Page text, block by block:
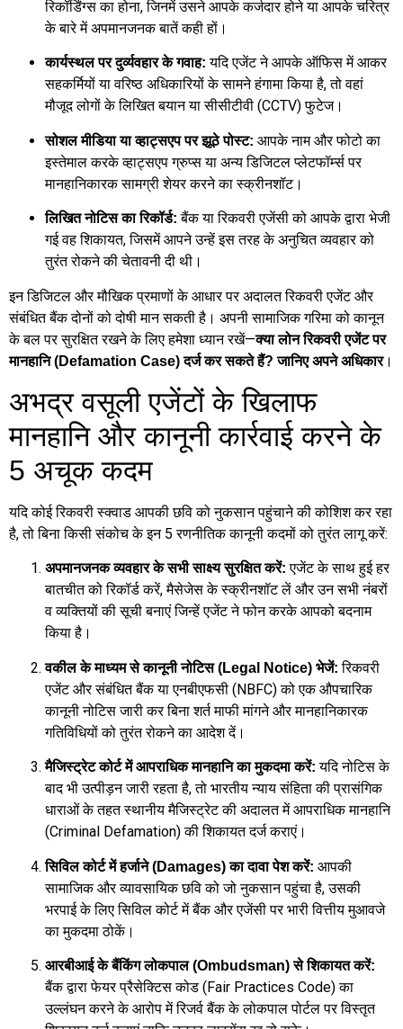
रिकॉर्डिंग्स का होना, जिनमें उसने आपके कर्जदार होने या आपके चरित्र
के बारे में अपमानजनक बातें कही हों।
कार्यस्थल पर दुर्व्यवहार के गवाह: यदि एजेंट ने आपके ऑफिस में आकर
सहकर्मियों या वरिष्ठ अधिकारियों के सामने हंगामा किया है, तो वहां
मौजूद लोगों के लिखित बयान या सीसीटीवी (CCTV) फुटेज।
सोशल मीडिया या व्हाट्सएप पर झूठे पोस्ट: आपके नाम और फोटो का
इस्तेमाल करके व्हाट्सएप ग्रुप्स या अन्य डिजिटल प्लेटफॉर्म्स पर
मानहानिकारक सामग्री शेयर करने का स्क्रीनशॉट।
लिखित नोटिस का रिकॉर्ड: बैंक या रिकवरी एजेंसी को आपके द्वारा भेजी
गई वह शिकायत, जिसमें आपने उन्हें इस तरह के अनुचित व्यवहार को
तुरंत रोकने की चेतावनी दी थी।
इन डिजिटल और मौखिक प्रमाणों के आधार पर अदालत रिकवरी एजेंट और
संबंधित बैंक दोनों को दोषी मान सकती है। अपनी सामाजिक गरिमा को कानून
के बल पर सुरक्षित रखने के लिए हमेशा ध्यान रखें—क्या लोन रिकवरी एजेंट पर
मानहानि (Defamation Case) दर्ज कर सकते हैं? जानिए अपने अधिकार।
अभद्र वसूली एजेंटों के खिलाफ
मानहानि और कानूनी कार्रवाई करने के
5 अचूक कदम
यदि कोई रिकवरी स्क्वाड आपकी छवि को नुकसान पहुंचाने की कोशिश कर रहा
है, तो बिना किसी संकोच के इन 5 रणनीतिक कानूनी कदमों को तुरंत लागू करें:
अपमानजनक व्यवहार के सभी साक्ष्य सुरक्षित करें: एजेंट के साथ हुई हर
बातचीत को रिकॉर्ड करें, मैसेजेस के स्क्रीनशॉट लें और उन सभी नंबरों
व व्यक्तियों की सूची बनाएं जिन्हें एजेंट ने फोन करके आपको बदनाम
किया है।
वकील के माध्यम से कानूनी नोटिस (Legal Notice) भेजें: रिकवरी
एजेंट और संबंधित बैंक या एनबीएफसी (NBFC) को एक औपचारिक
कानूनी नोटिस जारी कर बिना शर्त माफी मांगने और मानहानिकारक
गतिविधियों को तुरंत रोकने का आदेश दें।
मैजिस्ट्रेट कोर्ट में आपराधिक मानहानि का मुकदमा करें: यदि नोटिस के
बाद भी उत्पीड़न जारी रहता है, तो भारतीय न्याय संहिता की प्रासंगिक
धाराओं के तहत स्थानीय मैजिस्ट्रेट की अदालत में आपराधिक मानहानि
(Criminal Defamation) की शिकायत दर्ज कराएं।
सिविल कोर्ट में हर्जाने (Damages) का दावा पेश करें: आपकी
सामाजिक और व्यावसायिक छवि को जो नुकसान पहुंचा है, उसकी
भरपाई के लिए सिविल कोर्ट में बैंक और एजेंसी पर भारी वित्तीय मुआवजे
का मुकदमा ठोकें।
आरबीआई के बैंकिंग लोकपाल (Ombudsman) से शिकायत करें:
बैंक द्वारा फेयर प्रैसेक्टिस कोड (Fair Practices Code) का
उल्लंघन करने के आरोप में रिजर्व बैंक के लोकपाल पोर्टल पर विस्तृत